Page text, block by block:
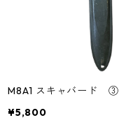
M8A1 スキャバード ③
¥5,800